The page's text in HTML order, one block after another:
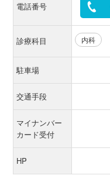
電話番号
診療科目 内科
駐車場
交通手段
マイナンバー
カード受付
HP